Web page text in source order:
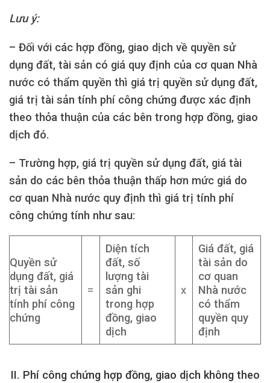
Lưu ý:
– Đối với các hợp đồng, giao dịch về quyền sử
dụng đất, tài sản có giá quy định của cơ quan Nhà
nước có thẩm quyền thì giá trị quyền sử dụng đất,
giá trị tài sản tính phí công chứng được xác định
theo thỏa thuận của các bên trong hợp đồng, giao
dịch đó.
– Trường hợp, giá trị quyền sử dụng đất, giá tài
sản do các bên thỏa thuận thấp hơn mức giá do
cơ quan Nhà nước quy định thì giá trị tính phí
công chứng tính như sau:
Quyền sử
dụng đất, giá
trị tài sản
tính phí công
chứng
=
Diện tích
đất, số
lượng tài
sản ghi
trong hợp
đồng, giao
dịch
x
Giá đất, giá
tài sản do
cơ quan
Nhà nước
có thẩm
quyền quy
định
II. Phí công chứng hợp đồng, giao dịch không theo